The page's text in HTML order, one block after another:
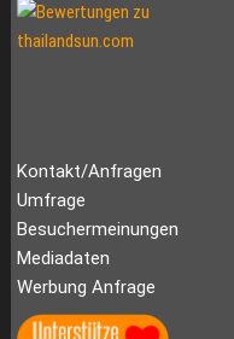
Kontakt/Anfragen
Umfrage
Besuchermeinungen
Mediadaten
Werbung Anfrage